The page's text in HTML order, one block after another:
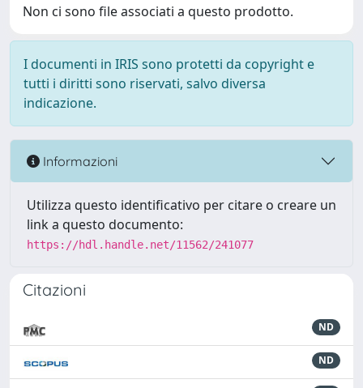
Non ci sono file associati a questo prodotto.
I documenti in IRIS sono protetti da copyright e
tutti i diritti sono riservati, salvo diversa
indicazione.
Informazioni
Utilizza questo identificativo per citare o creare un
link a questo documento:
https://hdl.handle.net/11562/241077
Citazioni
ND
ND